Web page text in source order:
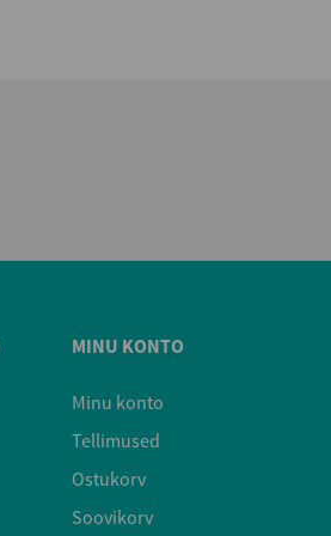
MINU KONTO
Minu konto
Tellimused
Ostukorv
Soovikorv